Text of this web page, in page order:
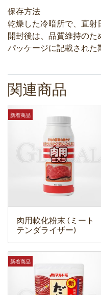
保存方法
乾燥した冷暗所で、直射
開封後は、品質維持のた
パッケージに記載された
関連商品
新着商品
肉用軟化粉末 (ミート
テンダライザー)
新着商品